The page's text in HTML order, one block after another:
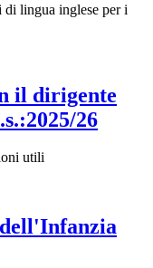
di lingua inglese per i
il dirigente
26
utili